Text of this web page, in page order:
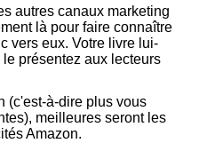
autres canaux marketing
là pour faire connaître
vers eux. Votre livre lui-
présentez aux lecteurs
(c'est-à-dire plus vous
meilleures seront les
Amazon.